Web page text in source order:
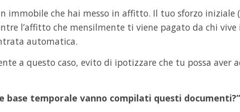
immobile che hai messo in affitto. Il tuo sforzo iniziale
l’affitto che mensilmente ti viene pagato da chi vive
automatica.
a questo caso, evito di ipotizzare che tu possa aver
base temporale vanno compilati questi documenti?”